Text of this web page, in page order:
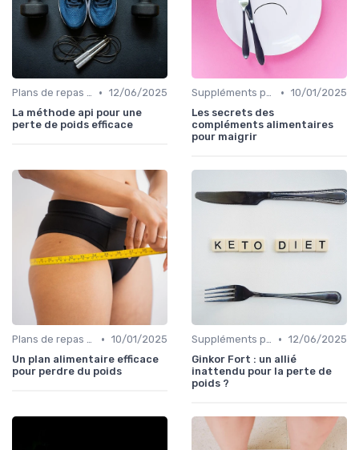
Plans de repas pour la perte de poids • 12/06/2025
La méthode api pour une
perte de poids efficace
Suppléments pour la perte de poids • 10/01/2025
Les secrets des
compléments alimentaires
pour maigrir
Plans de repas pour la perte de poids • 10/01/2025
Un plan alimentaire efficace
pour perdre du poids
Suppléments pour la perte de poids • 12/06/2025
Ginkor Fort : un allié
inattendu pour la perte de
poids ?